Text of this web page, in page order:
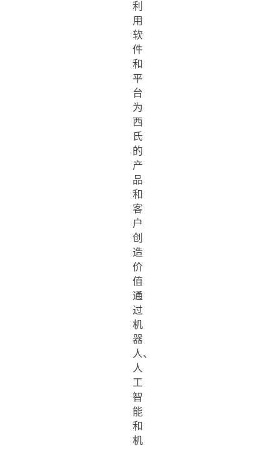
利
用
软
件
和
平
台
为
西
氏
的
产
品
和
客
户
创
造
价
值
通
过
机
器
人、
人
工
智
能
和
机